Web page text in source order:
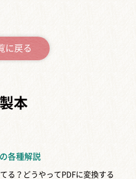
に戻る
本
各種解説
る？どうやってPDFに変換する